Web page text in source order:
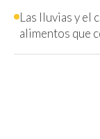
Las lluvias y el
alimentos que